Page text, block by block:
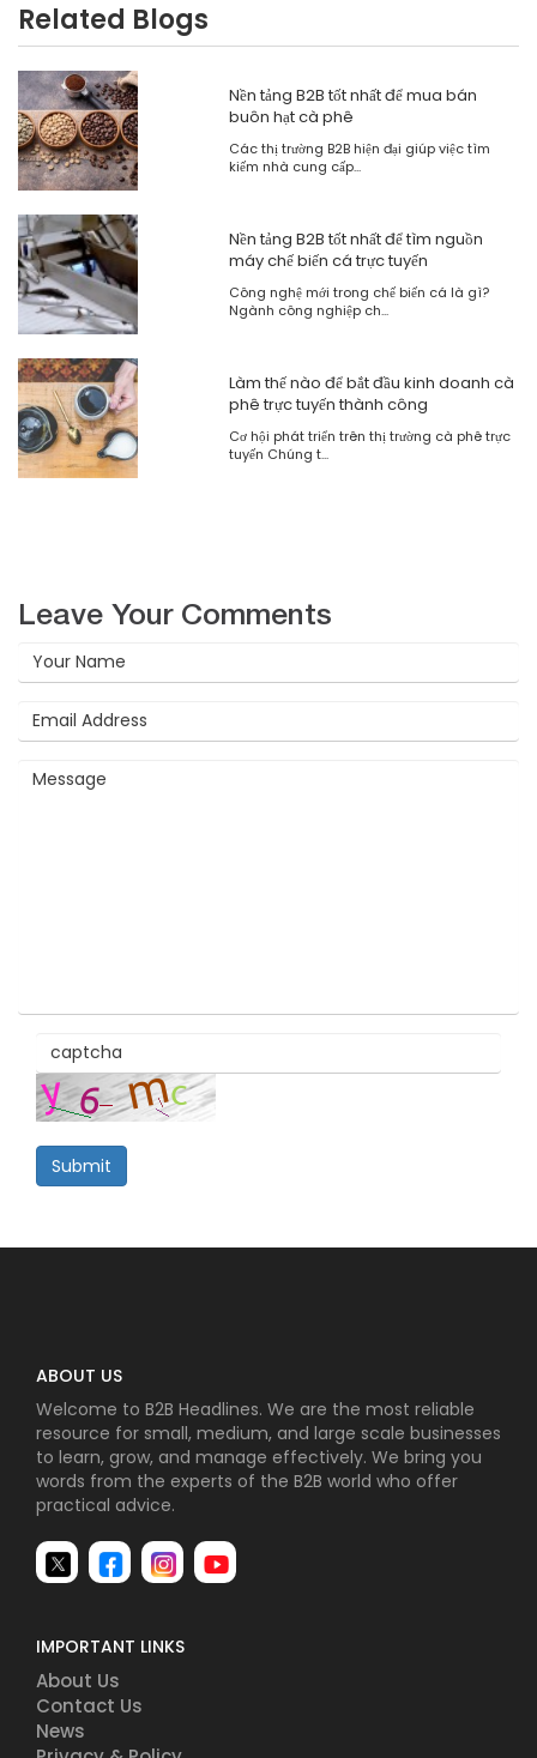
Related Blogs
Nền tảng B2B tốt nhất để mua bán
buôn hạt cà phê
Các thị trường B2B hiện đại giúp việc tìm
kiếm nhà cung cấp...
Nền tảng B2B tốt nhất để tìm nguồn
máy chế biến cá trực tuyến
Công nghệ mới trong chế biến cá là gì?
Ngành công nghiệp ch...
Làm thế nào để bắt đầu kinh doanh cà
phê trực tuyến thành công
Cơ hội phát triển trên thị trường cà phê trực
tuyến Chúng t...
Leave Your Comments
Submit
ABOUT US
Welcome to B2B Headlines. We are the most reliable
resource for small, medium, and large scale businesses
to learn, grow, and manage effectively. We bring you
words from the experts of the B2B world who offer
practical advice.
IMPORTANT LINKS
About Us
Contact Us
News